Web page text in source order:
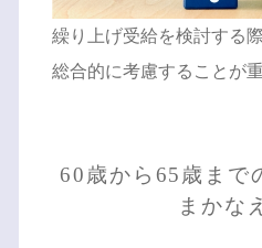
繰り上げ受給を検討する
総合的に考慮することが重
60歳から65歳まで
まかな